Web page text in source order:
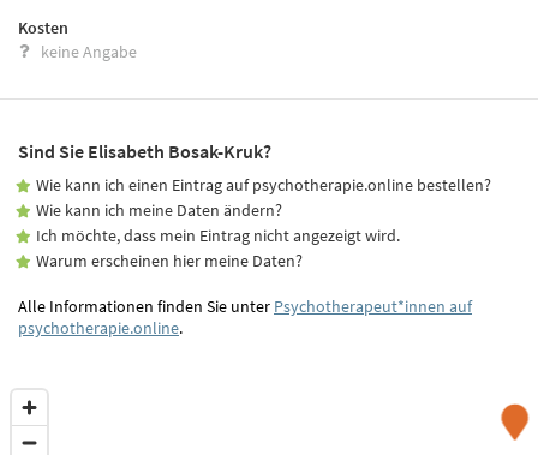
Kosten
keine Angabe
Sind Sie Elisabeth Bosak-Kruk?
Wie kann ich einen Eintrag auf psychotherapie.online bestellen?
Wie kann ich meine Daten ändern?
Ich möchte, dass mein Eintrag nicht angezeigt wird.
Warum erscheinen hier meine Daten?
Alle Informationen finden Sie unter Psychotherapeut*innen auf
psychotherapie.online.